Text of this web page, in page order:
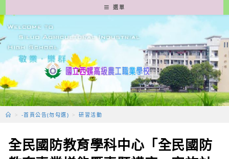
轉
至
要
容
選單
> -首頁公告(勿勾選) > 研習活動
全民國防教育學科中心「全民國防